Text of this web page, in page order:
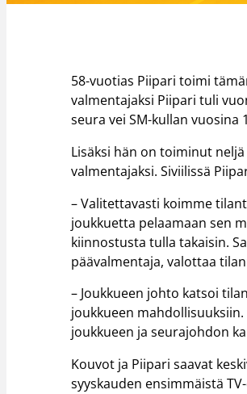
58-vuotias Piipari toimi
valmentajaksi Piipari tuli
seura vei SM-kullan vuosina
Lisäksi hän on toiminut
valmentajaksi. Siviilissä
– Valitettavasti koimme
joukkuetta pelaamaan sen
kiinnostusta tulla takaisin.
päävalmentaja, valottaa
– Joukkueen johto katsoi
joukkueen
joukkueen ja seurajohdon
Kouvot ja Piipari saavat
syyskauden ensimmäistä